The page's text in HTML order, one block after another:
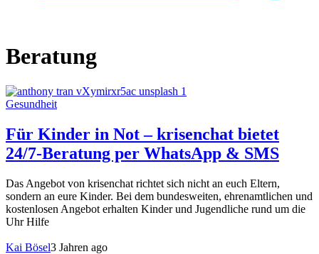
Beratung
Gesundheit
Für Kinder in Not – krisenchat bietet
24/7-Beratung per WhatsApp & SMS
Das Angebot von krisenchat richtet sich nicht an euch Eltern,
sondern an eure Kinder. Bei dem bundesweiten, ehrenamtlichen und
kostenlosen Angebot erhalten Kinder und Jugendliche rund um die
Uhr Hilfe
Kai Bösel3 Jahren ago